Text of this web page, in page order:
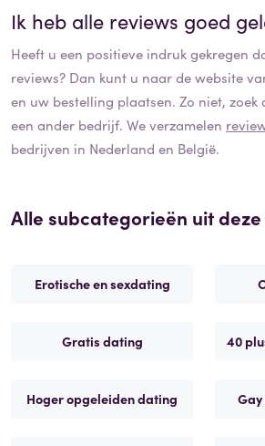
Ik heb alle reviews goed
Heeft u een positieve indruk gekregen
reviews? Dan kunt u naar de website
en uw bestelling plaatsen. Zo niet,
een ander bedrijf. We verzamelen
bedrijven in Nederland en België.
Alle subcategorieën uit
Erotische en sexdating
Gratis dating 40
Hoger opgeleiden dating